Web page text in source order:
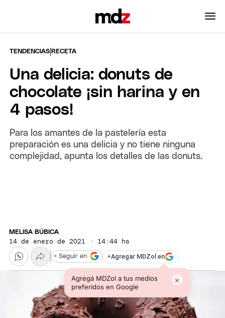
TENDENCIAS |RECETA
Una delicia: donuts de
chocolate ¡sin harina y en
4 pasos!
Para los amantes de la pastelería esta
preparación es una delicia y no tiene ninguna
complejidad, apunta los detalles de las donuts.
MELISA BÚBICA
14 de enero de 2021 · 14:44 hs
+Agregar MDZol en
Agregá MDZol a tus medios
preferidos en Google
×
+ Seguir en